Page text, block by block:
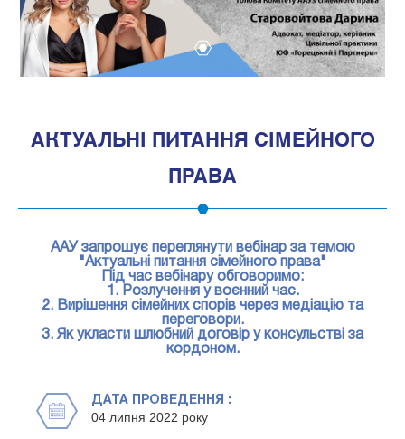
АКТУАЛЬНІ ПИТАННЯ СІМЕЙНОГО
ПРАВА
ААУ запрошує переглянути вебінар за темою
"Актуальні питання сімейного права"
Під час вебінару обговоримо:
1. Розлучення у воєнний час.
2. Вирішення сімейних спорів через медіацію та
переговори.
3. Як укласти шлюбний договір у консульстві за
кордоном.
ДАТА ПРОВЕДЕННЯ :
04 липня 2022 року